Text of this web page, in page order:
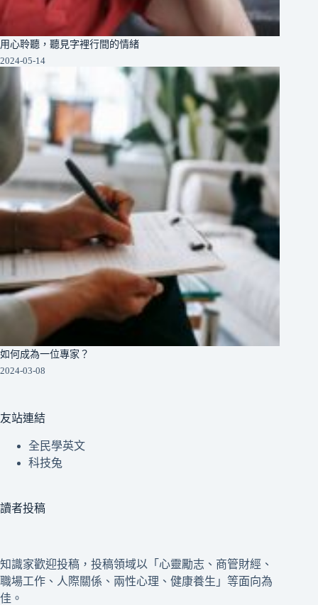
用心聆聽，聽見字裡行間的情緒
2024-05-14
如何成為一位專家？
2024-03-08
友站連結
全民學英文
科技兔
讀者投稿
知識家歡迎投稿，投稿領域以「心靈勵志、商管財經、
職場工作、人際關係、兩性心理、健康養生」等面向為
佳。